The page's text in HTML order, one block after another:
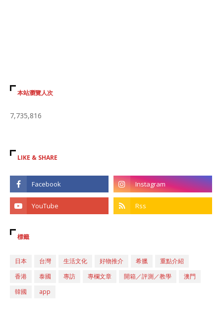
本站瀏覽人次
7,735,816
LIKE & SHARE
標籤
日本 台灣 生活文化 好物推介 希臘
重點介紹
香港
泰國 專訪 專欄文章 開箱／評測／教學
澳門
韓國
app